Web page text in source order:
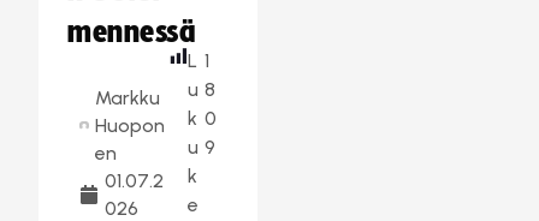
mennessä
Markku
Huopon
en
01.07.2
026
L
u
k
u
k
e
1
8
0
9